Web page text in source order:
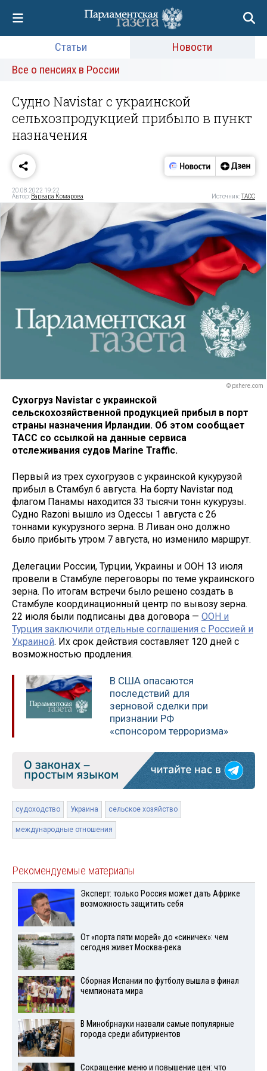
Статьи
Новости
Все о пенсиях в России
Судно Navistar с украинской
сельхозпродукцией прибыло в пункт
назначения
20.08.2022 19:22
Автор: Варвара Комарова Источник:ТАСС
© pxhere.com
Сухогруз Navistar с украинской
сельскохозяйственной продукцией прибыл в порт
страны назначения Ирландии. Об этом сообщает
ТАСС со ссылкой на данные сервиса
отслеживания судов Marine Traffic.
Первый из трех сухогрузов с украинской кукурузой
прибыл в Стамбул 6 августа. На борту Navistar под
флагом Панамы находится 33 тысячи тонн кукурузы.
Судно Razoni вышло из Одессы 1 августа с 26
тоннами кукурузного зерна. В Ливан оно должно
было прибыть утром 7 августа, но изменило маршрут.
Делегации России, Турции, Украины и ООН 13 июля
провели в Стамбуле переговоры по теме украинского
зерна. По итогам встречи было решено создать в
Стамбуле координационный центр по вывозу зерна.
22 июля были подписаны два договора — ООН и
Турция заключили отдельные соглашения с Россией и
Украиной. Их срок действия составляет 120 дней с
возможностью продления.
В США опасаются
последствий для
зерновой сделки при
признании РФ
«спонсором терроризма»
судоходство Украина сельское хозяйство
международные отношения
Рекомендуемые материалы
Эксперт: только Россия может дать Африке
возможность защитить себя
От «порта пяти морей» до «синичек»: чем
сегодня живет Москва-река
Сборная Испании по футболу вышла в финал
чемпионата мира
В Минобрнауки назвали самые популярные
города среди абитуриентов
Сокращение меню и повышение цен: что